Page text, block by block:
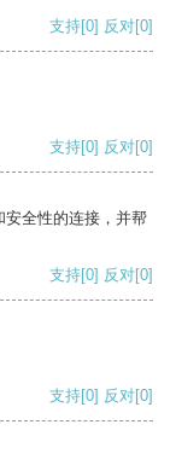
支持[0] 反对[0]
支持[0] 反对[0]
全性的连接，并帮
支持[0] 反对[0]
支持[0] 反对[0]